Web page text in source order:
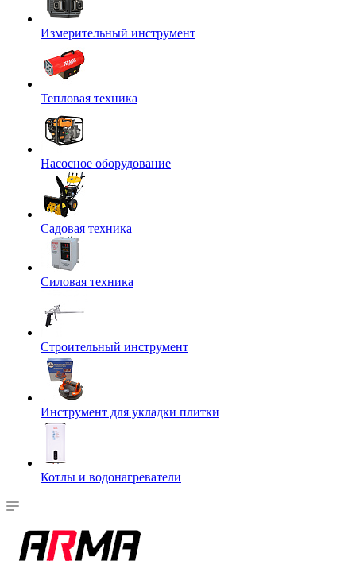
Измерительный инструмент
Тепловая техника
Насосное оборудование
Садовая техника
Силовая техника
Строительный инструмент
Инструмент для укладки плитки
Котлы и водонагреватели